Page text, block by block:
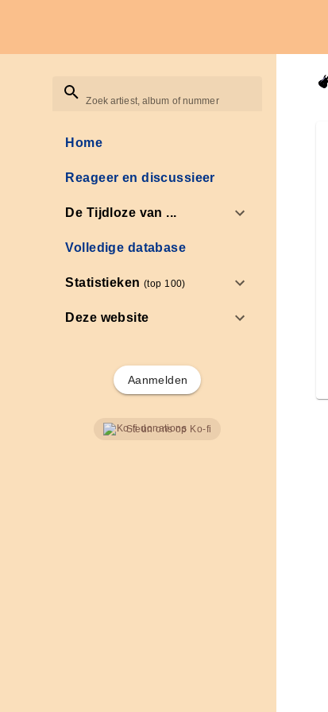
Zoek artiest, album of nummer
Home
Reageer en discussieer
De Tijdloze van ...
Volledige database
Statistieken(top 100)
Deze website
Aanmelden
Steun ons op Ko-fi